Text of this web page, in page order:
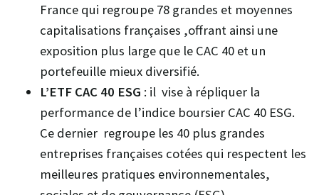
France qui regroupe 78 grandes et moyennes
capitalisations françaises ,offrant ainsi une
exposition plus large que le CAC 40 et un
portefeuille mieux diversifié.
L’ETF CAC 40 ESG : il vise à répliquer la
performance de l’indice boursier CAC 40 ESG.
Ce dernier regroupe les 40 plus grandes
entreprises françaises cotées qui respectent les
meilleures pratiques environnementales,